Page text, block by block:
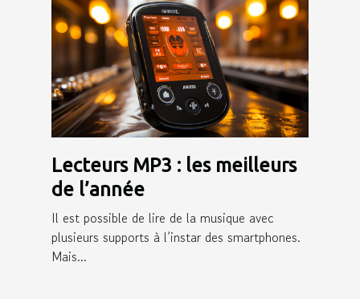
Lecteurs MP3 : les meilleurs
de l’année
Il est possible de lire de la musique avec
plusieurs supports à l’instar des smartphones.
Mais...